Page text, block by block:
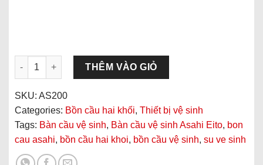
Bàn cầu hai khối Asahi Eito AS200 quantity
THÊM VÀO GIỎ
SKU: AS200
Categories: Bồn cầu hai khối, Thiết bị vệ sinh
Tags: Bàn cầu vệ sinh, Bàn cầu vệ sinh Asahi Eito, bon
cau asahi, bồn cầu hai khoi, bồn cầu vệ sinh, su ve sinh